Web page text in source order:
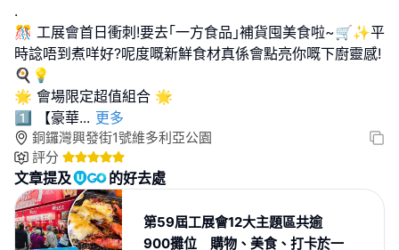
.
🎊 工展會首日衝刺!要去｢一方食品｣補貨囤美食啦~🛒✨平
時諗唔到煮咩好?呢度嘅新鮮食材真係會點亮你嘅下廚靈感!
🍳💡
🌟 會場限定超值組合 🌟
1️⃣ 【豪華... 更多
銅鑼灣興發街1號維多利亞公園
評分
文章提及 的好去處
第59屆工展會12大主題區共逾
900攤位 購物、美食、打卡於一